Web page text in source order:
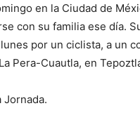
en la Ciudad de
con su familia ese día.
por un ciclista, a un
Pera-Cuautla, en
Jornada.